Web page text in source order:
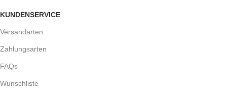
KUNDENSERVICE
Versandarten
Zahlungsarten
FAQs
Wunschliste